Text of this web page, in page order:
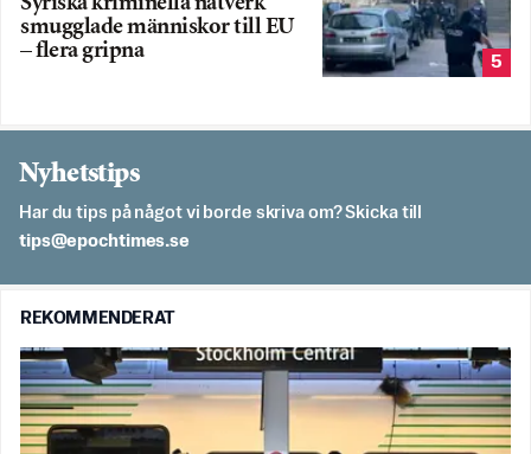
smugglade människor till EU
– flera gripna
5
Nyhetstips
Har du tips på något vi borde skriva om? Skicka till
es.semithcope@spit
REKOMMENDERAT